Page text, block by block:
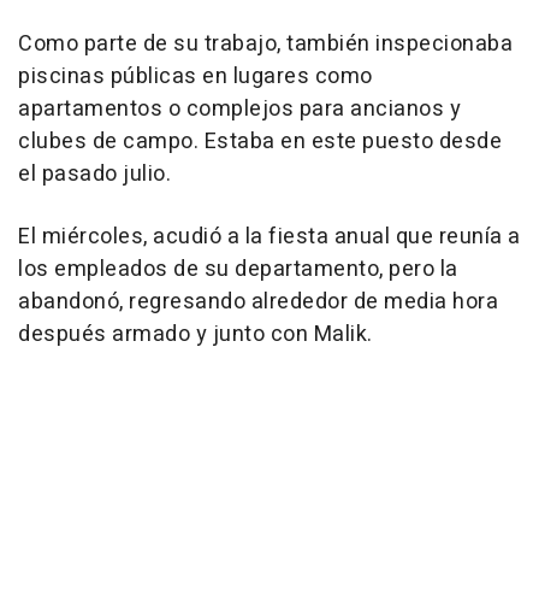
Como parte de su trabajo, también inspecionaba
piscinas públicas en lugares como
apartamentos o complejos para ancianos y
clubes de campo. Estaba en este puesto desde
el pasado julio.
El miércoles, acudió a la fiesta anual que reunía a
los empleados de su departamento, pero la
abandonó, regresando alrededor de media hora
después armado y junto con Malik.